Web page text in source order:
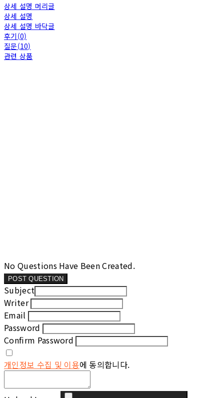
상세 설명 머리글
상세 설명
상세 설명 바닥글
후기(0)
질문(10)
관련 상품
No Questions Have Been Created.
POST QUESTION
Subject
Writer
Email
Password
Confirm Password
개인정보 수집 및 이용에 동의합니다.